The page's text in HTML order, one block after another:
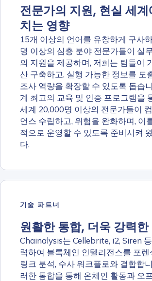
전문가의 지원, 현실 세계
치는 영향
15개 이상의 언어를 유창하게 구사
명 이상의 심층 분야 전문가들이 실
의 지원을 제공하며, 저희는 팀들이
산 구축하고, 실행 가능한 정보를 도
조사 역량을 확장할 수 있도록 돕습
계 최고의 교육 및 인증 프로그램을
세계 20,000명 이상의 전문가들이
언스 수립하고, 위험을 완화하며, 이
적으로 운영할 수 있도록 준비시켜
다.
기술 파트너
원활한 통합, 더욱 강력한
Chainalysis는 Cellebrite, i2, Siren
력하여 블록체인 인텔리전스를 포렌
링크 분석, 수사 워크플로와 결합합
러한 통합을 통해 온체인 활동과 오